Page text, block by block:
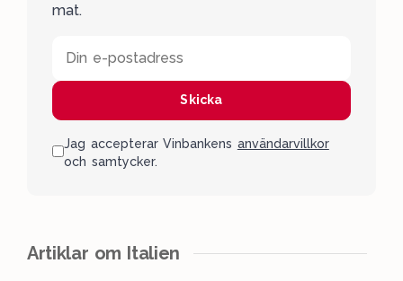
mat.
Din e-postadress
Skicka
Jag accepterar Vinbankens användarvillkor
och samtycker.
Artiklar om Italien